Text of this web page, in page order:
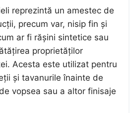
reprezintă un amestec de
precum var, nisip fin și
ar fi rășini sintetice sau
proprietăților
Acesta este utilizat pentru
și tavanurile înainte de
vopsea sau a altor finisaje